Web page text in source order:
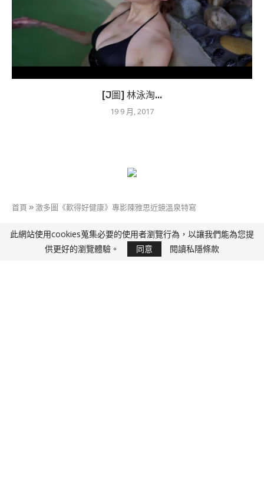
[J圖] 林泳淘...
19 9 月, 2017
首頁 » 激多圖《歎得好健康》專影陳雅思近鏡溫泉特寫
快D J
激多圖《歎得好健康》專影陳雅思近鏡溫泉特寫
此網站使用cookies蒐集必要的使用者瀏覽行為，以讓我們能為您提
供更好的瀏覽體驗。
同意 閱讀私隱條款